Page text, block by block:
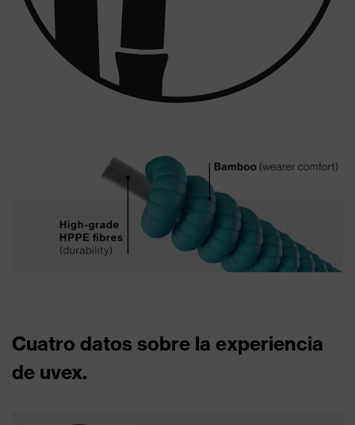
Cuatro datos sobre la experiencia
de uvex.